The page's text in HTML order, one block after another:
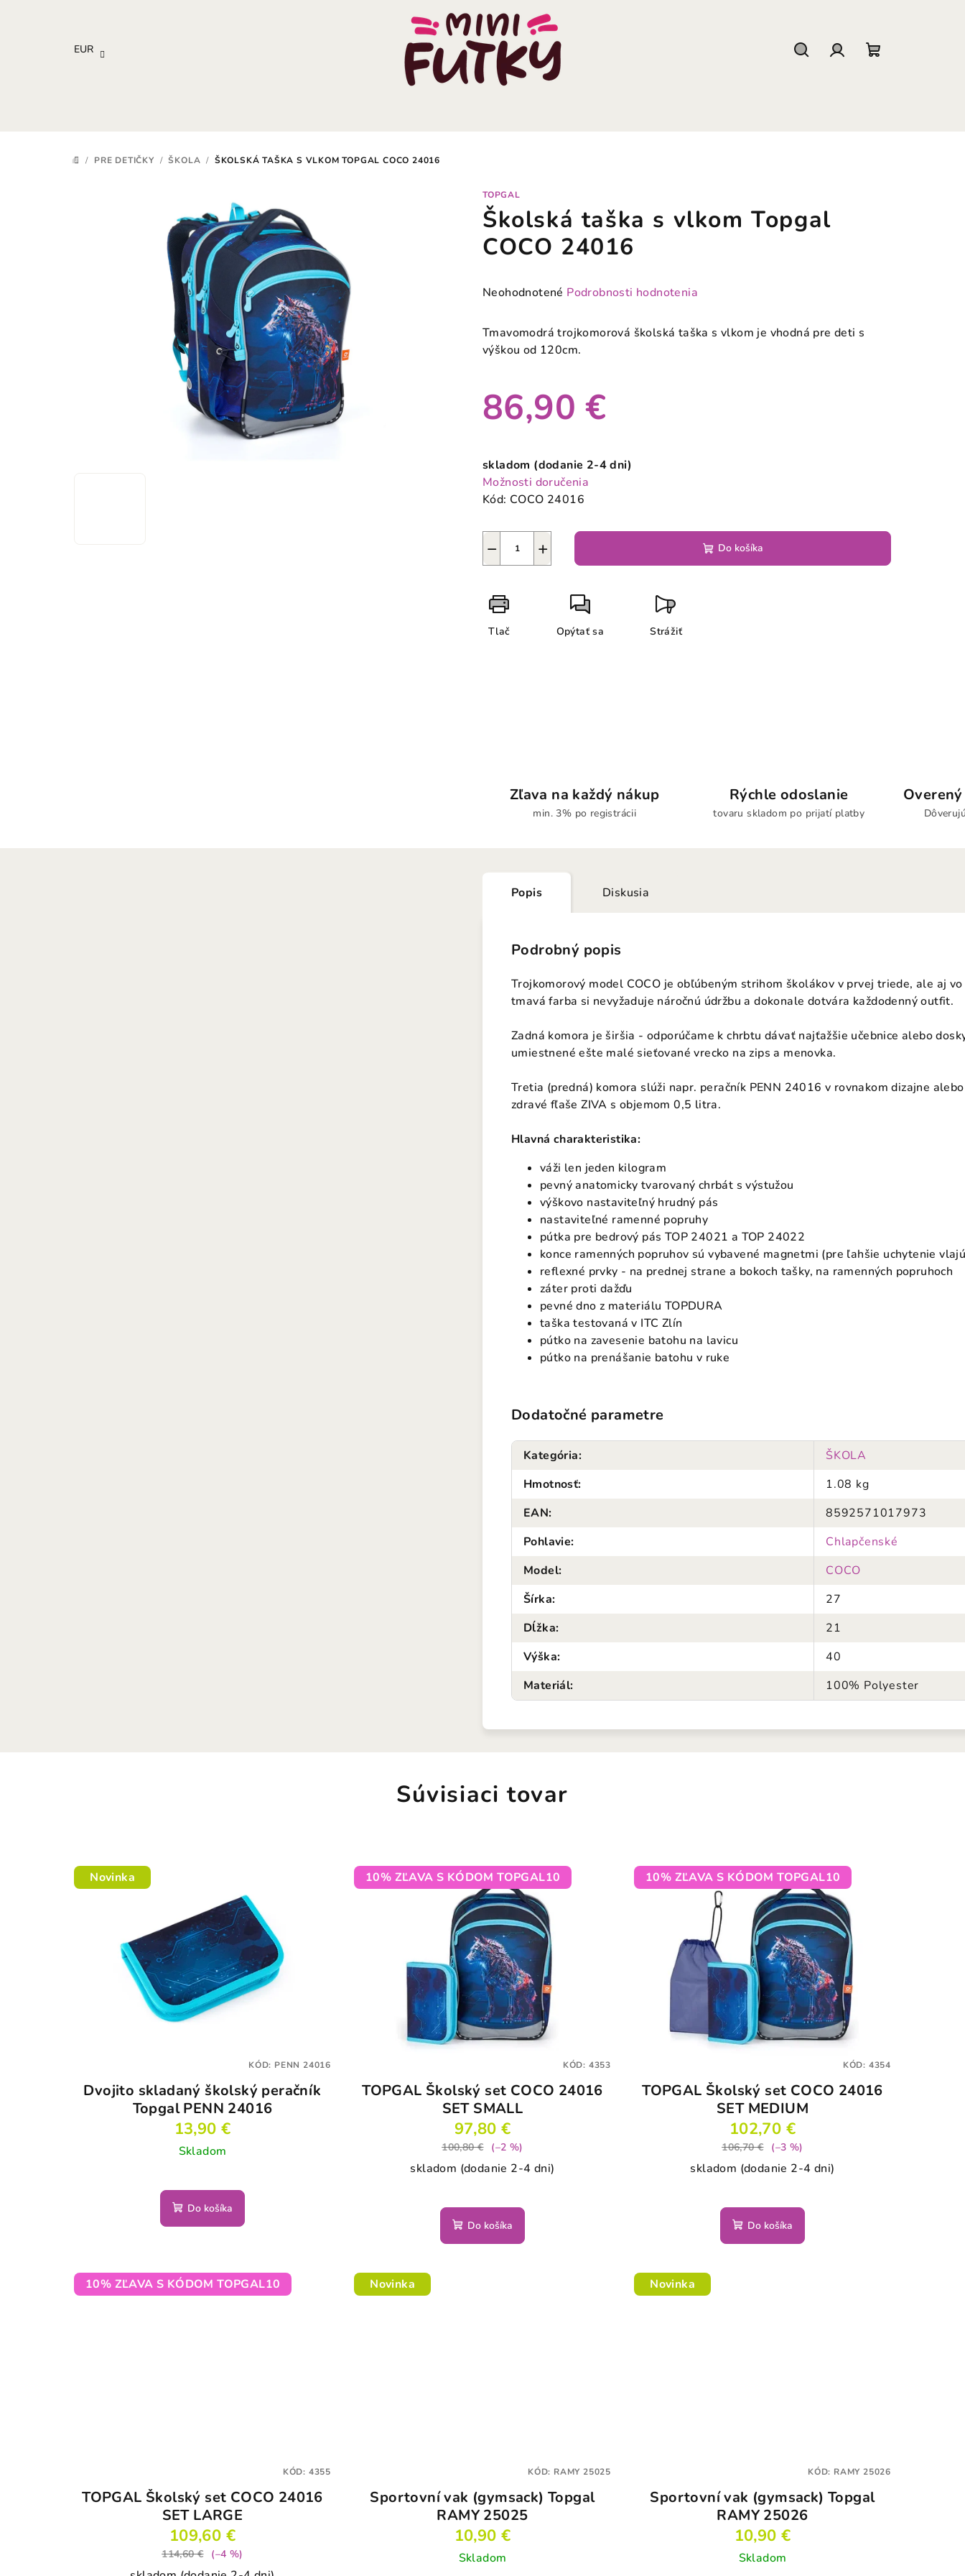
EUR
DOMOV
/ PRE DETIČKY / ŠKOLA / ŠKOLSKÁ TAŠKA S VLKOM TOPGAL COCO 24016
TOPGAL
Školská taška s vlkom Topgal
COCO 24016
Priemerné
produktu
je
0,0
5
hviezdičiek.
Neohodnotené Podrobnosti hodnotenia
Tmavomodrá trojkomorová školská taška s vlkom je vhodná pre deti s
výškou od 120cm.
86,90 €
cena:
skladom (dodanie 2-4 dni)
Možnosti doručenia
Kód: COCO 24016
+
− Do košíka
Tlač Opýtať sa Strážiť
Zľava na každý nákup
min. 3% po registrácii
Rýchle odoslanie
tovaru skladom po prijatí platby
Popis Diskusia
Podrobný popis
Trojkomorový model COCO je obľúbeným strihom školákov v prvej triede, ale aj
tmavá farba si nevyžaduje náročnú údržbu a dokonale dotvára každodenný outfit.
Zadná komora je širšia - odporúčame k chrbtu dávať najťažšie učebnice alebo
umiestnené ešte malé sieťované vrecko na zips a menovka.
Tretia (predná) komora slúži napr. peračník PENN 24016 v rovnakom dizajne
zdravé fľaše ZIVA s objemom 0,5 litra.
Hlavná charakteristika:
váži len jeden kilogram
pevný anatomicky tvarovaný chrbát s výstužou
výškovo nastaviteľný hrudný pás
nastaviteľné ramenné popruhy
pútka pre bedrový pás TOP 24021 a TOP 24022
konce ramenných popruhov sú vybavené magnetmi (pre ľahšie uchytenie
reflexné prvky - na prednej strane a bokoch tašky, na ramenných popruhoch
záter proti dažďu
pevné dno z materiálu TOPDURA
taška testovaná v ITC Zlín
pútko na zavesenie batohu na lavicu
pútko na prenášanie batohu v ruke
Dodatočné parametre
Kategória:
ŠKOLA
Hmotnosť:
1.08 kg
EAN:
8592571017973
Pohlavie:
Chlapčenské
Model:
COCO
Šírka:
27
Dĺžka:
21
Výška:
40
Materiál: 100% Polyester
Súvisiaci tovar
Novinka
Dvojito skladaný školský peračník
Topgal PENN 24016
13,90 €
Skladom
Do košíka
KÓD: PENN 24016
10% ZĽAVA S KÓDOM TOPGAL10
TOPGAL Školský set COCO 24016
SET SMALL
97,80 €
100,80 € (–2 %)
skladom (dodanie 2-4 dni)
Do košíka
KÓD: 4353
10% ZĽAVA S KÓDOM TOPGAL10
TOPGAL Školský set COCO 24016
SET MEDIUM
102,70 €
106,70 € (–3 %)
skladom (dodanie 2-4 dni)
Do košíka
KÓD: 4354
10% ZĽAVA S KÓDOM TOPGAL10
TOPGAL Školský set COCO 24016
SET LARGE
109,60 €
114,60 € (–4 %)
KÓD: 4355
Novinka
Sportovní vak (gymsack) Topgal
RAMY 25025
10,90 €
Skladom
KÓD: RAMY 25025
Novinka
Sportovní vak (gymsack) Topgal
RAMY 25026
10,90 €
Skladom
KÓD: RAMY 25026